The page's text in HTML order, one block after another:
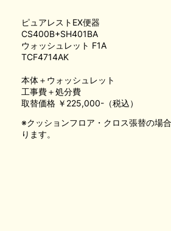
※クッションフロア・クロス張替の場
ります。
ピュアレストEX便器
CS400B+SH401BA
ウォッシュレット F1A
TCF4714AK
本体＋ウォッシュレット
工事費＋処分費
取替価格 ￥225,000-（税込）